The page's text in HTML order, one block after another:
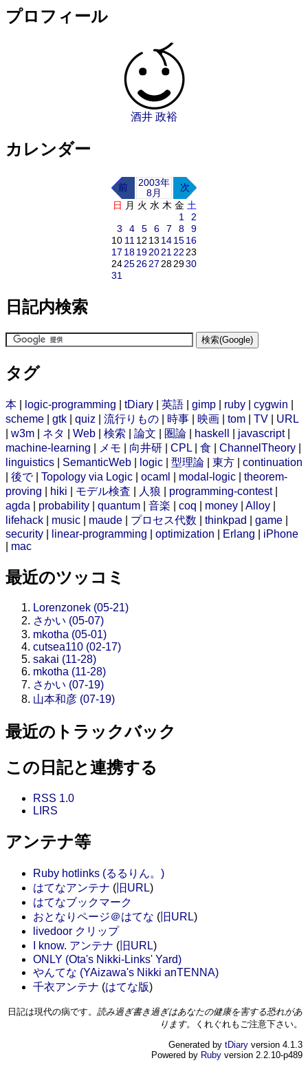
プロフィール
酒井 政裕
カレンダー
前
2003年
8月
次
日 月 火 水 木 金 土
1
2
3
4 5 6 7 8
9
10 11 12 13 141516
17 18192021 22 23
24252627 282930
31
日記内検索
タグ
本 logic-programming tDiary 英語 gimp ruby cygwin
scheme
gtk quiz 流行りもの 時事 映画 tom TV
URL
w3m ネタ Web 検索 論文 圏論 haskell javascript|
machine-learning
メモ 向井研 CPL 食 ChannelTheory
linguistics
SemanticWeb logic 型理論 東方
continuation
後で| Topology via Logic ocaml modal-logic
theorem-
proving
hiki モデル検査 人狼 programming-contest|
agda
probability quantum 音楽 coq money Alloy
lifehack
music maude プロセス代数 thinkpad game
security
linear-programming optimization Erlang
iPhone
mac
最近のツッコミ
Lorenzonek (05-21)
さかい (05-07)
mkotha (05-01)
cutsea110 (02-17)
sakai (11-28)
mkotha (11-28)
さかい (07-19)
山本和彦 (07-19)
最近のトラックバック
この日記と連携する
RSS 1.0
LIRS
アンテナ等
Ruby hotlinks (るるりん。)
はてなアンテナ ( 旧URL)
はてなブックマーク
おとなりページ＠はてな ( 旧URL)
livedoor クリップ
I know. アンテナ ( 旧URL)
ONLY (Ota's Nikki-Links' Yard)
やんてな (YAizawa's Nikki anTENNA)
千衣アンテナ (はてな版)
日記は現代の病です。 読み過ぎ書き過ぎはあなたの健康を害する恐れがあ
ります。
くれぐれもご注意下さい。
Generated by tDiary version 4.1.3
Powered by Ruby version 2.2.10-p489